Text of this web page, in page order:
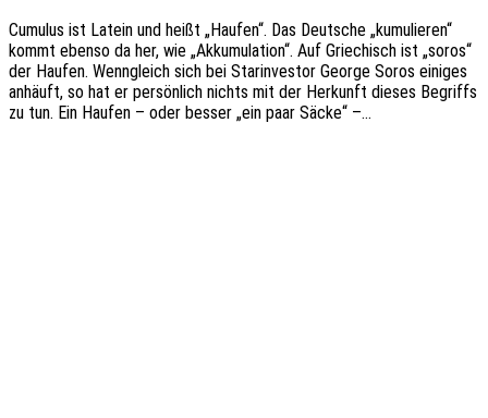
Cumu­lus ist Latein und heißt „Haufen“. Das Deut­sche „kumu­lie­ren“
kommt ebenso da her, wie „Akku­mu­la­ti­on“. Auf Grie­chisch ist „soros“
der Haufen. Wenn­gleich sich bei Star­in­ves­tor George Soros eini­ges
anhäuft, so hat er persön­lich nichts mit der Herkunft dieses Begriffs
zu tun. Ein Haufen – oder besser „ein paar Säcke“ –…